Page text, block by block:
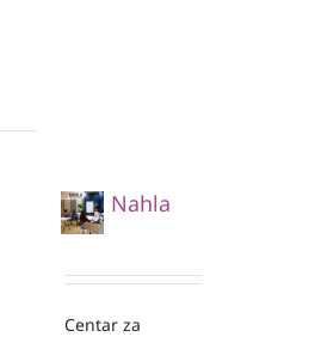
Nahla
Centar za